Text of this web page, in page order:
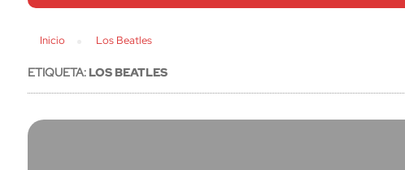
Inicio Los Beatles
ETIQUETA:LOS BEATLES